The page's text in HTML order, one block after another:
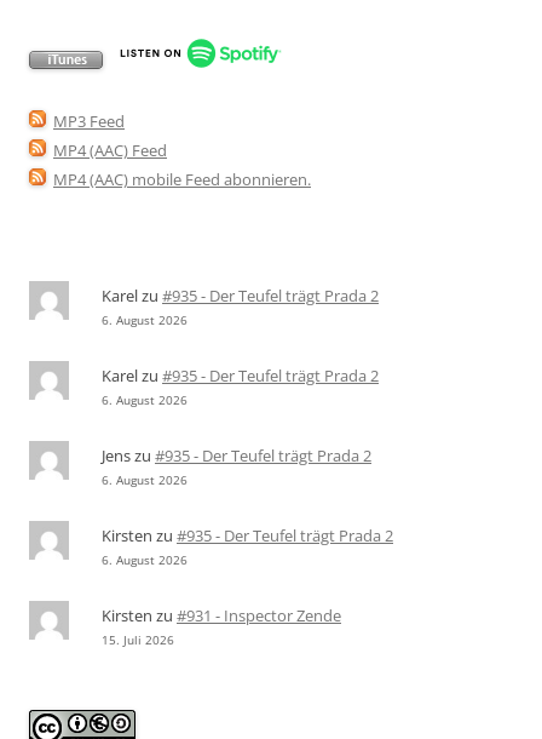
MP3 Feed
MP4 (AAC) Feed
MP4 (AAC) mobile Feed abonnieren.
Karelzu #935 - Der Teufel trägt Prada 2
6. August 2026
Karelzu #935 - Der Teufel trägt Prada 2
6. August 2026
Jenszu #935 - Der Teufel trägt Prada 2
6. August 2026
Kirsten zu #935 - Der Teufel trägt Prada 2
6. August 2026
Kirsten zu #931 - Inspector Zende
15. Juli 2026